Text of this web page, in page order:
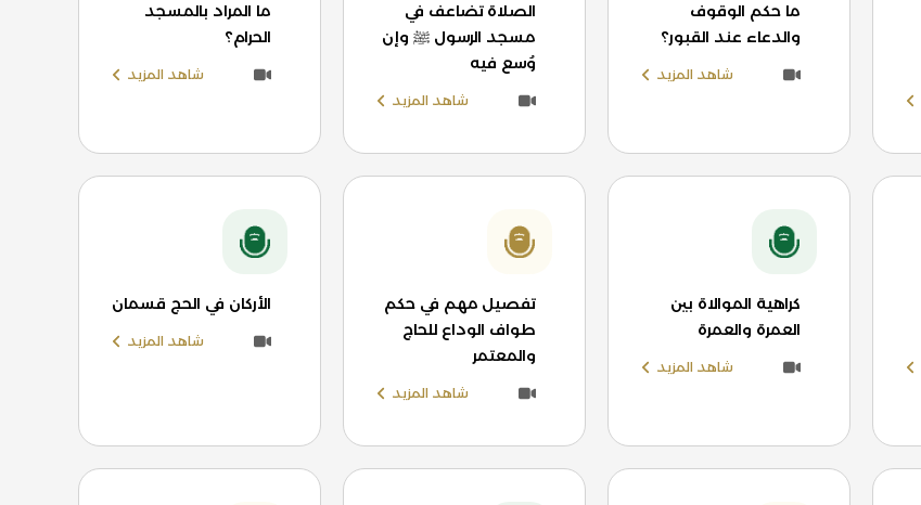
ما حكم الوقوف
والدعاء عند القبور؟
شاهد المزيد
الصلاة تضاعف في
مسجد الرسول ﷺ وإن
وُسع فيه
شاهد المزيد
ما المراد بالمسجد
الحرام؟
شاهد المزيد
كراهية الموالاة بين
العمرة والعمرة
شاهد المزيد
تفصيل مهم في حكم
طواف الوداع للحاج
والمعتمر
شاهد المزيد
الأركان في الحج قسمان
شاهد المزيد